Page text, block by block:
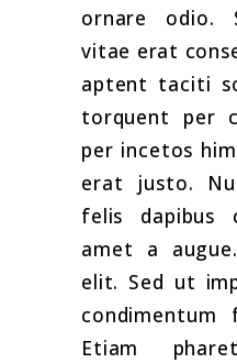
ornare odio.
vitae erat
aptent taciti
torquent per
per incetos
erat justo.
felis dapibus
amet a
elit. Sed ut
condimentum
Etiam